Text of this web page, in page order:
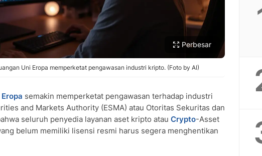
Perbesar
Uni Eropa memperketat pengawasan industri kripto. (Foto by AI)
semakin memperketat pengawasan terhadap industri
and Markets Authority (ESMA) atau Otoritas Sekuritas dan
seluruh penyedia layanan aset kripto atau Crypto-Asset
belum memiliki lisensi resmi harus segera menghentikan